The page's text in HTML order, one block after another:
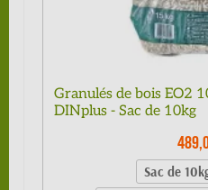
Granulés de bois EO2
DINplus - Sac de 10kg
Sac de